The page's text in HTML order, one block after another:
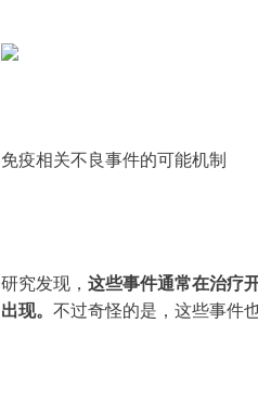
免疫相关不良事件的可能机制
研究发现， 这些事件通常在治疗
出现。 不过奇怪的是，这些事件